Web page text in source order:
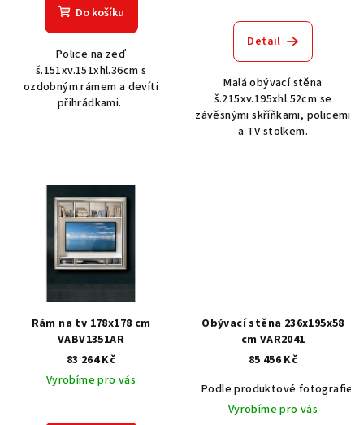
Do košíku
Police na zeď
š.151xv.151xhl.36cm s
ozdobným rámem a devíti
přihrádkami.
Detail
Malá obývací stěna
š.215xv.195xhl.52cm se
závěsnými skříňkami, policemi
a TV stolkem.
Rám na tv 178x178 cm
VABV1351AR
83 264 Kč
Vyrobíme pro vás
Obývací stěna 236x195x58
cm VAR2041
85 456 Kč
Podle produktové fotografie
Vyrobíme pro vás